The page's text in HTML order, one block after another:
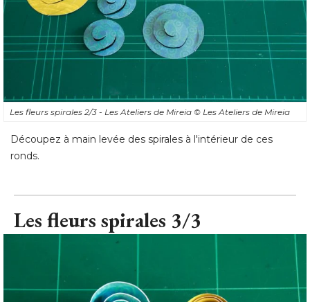
Les fleurs spirales 2/3 - Les Ateliers de Mireia© Les Ateliers de Mireia
Découpez à main levée des spirales à l'intérieur de ces
ronds.
Les fleurs spirales 3/3